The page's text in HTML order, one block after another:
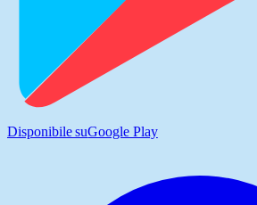
Disponibile suGoogle Play